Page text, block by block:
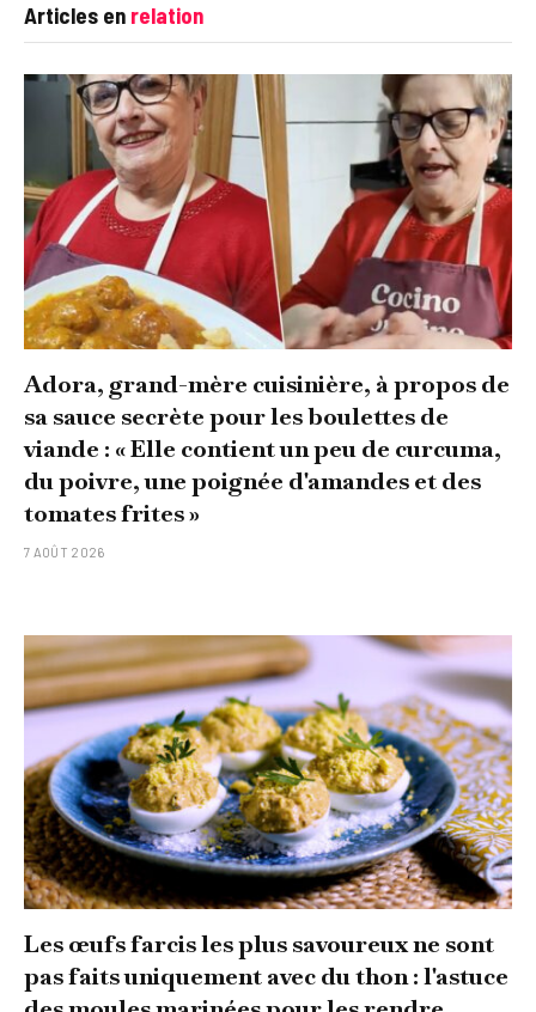
Articles en relation
Adora, grand-mère cuisinière, à propos de
sa sauce secrète pour les boulettes de
viande : « Elle contient un peu de curcuma,
du poivre, une poignée d'amandes et des
tomates frites »
7 AOÛT 2026
Les œufs farcis les plus savoureux ne sont
pas faits uniquement avec du thon : l'astuce